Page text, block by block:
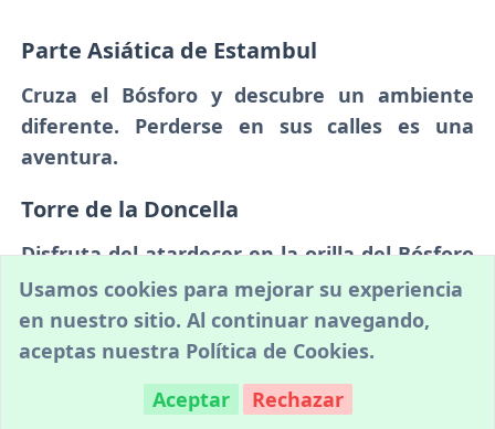
Parte Asiática de Estambul
Cruza el Bósforo y descubre un ambiente
diferente. Perderse en sus calles es una
aventura.
Torre de la Doncella
Disfruta del atardecer en la orilla del Bósforo
con un té turco, mirando los barcos pasar por
la Torre de la Doncella. Un final perfecto para
tu viaje.
Beneficios de este Plan
Usamos cookies para mejorar su experiencia
en nuestro sitio. Al continuar navegando,
aceptas nuestra Política de Cookies.
Aceptar
Rechazar